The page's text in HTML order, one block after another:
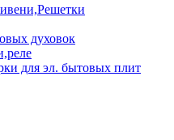
духовок
для эл. бытовых плит